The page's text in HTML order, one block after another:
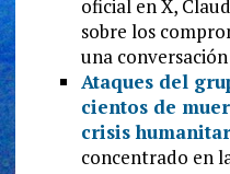
oficial en X,
sobre los
una
Ataques del
cientos de
crisis
concentrado en